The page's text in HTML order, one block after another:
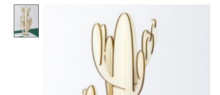
Product image slideshow Items